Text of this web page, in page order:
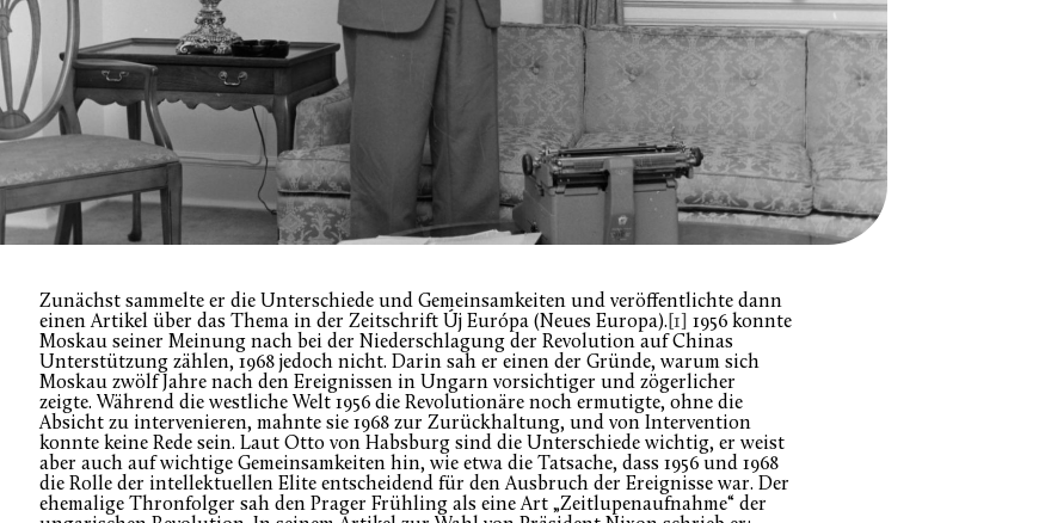
Zunächst sammelte er die Unterschiede und Gemeinsamkeiten und veröffentlichte dann
einen Artikel über das Thema in der Zeitschrift Új Európa (Neues Europa). [1]
1956 konnte
Moskau seiner Meinung nach bei der Niederschlagung der Revolution auf Chinas
Unterstützung zählen, 1968 jedoch nicht. Darin sah er einen der Gründe, warum sich
Moskau zwölf Jahre nach den Ereignissen in Ungarn vorsichtiger und zögerlicher
zeigte. Während die westliche Welt 1956 die Revolutionäre noch ermutigte, ohne die
Absicht zu intervenieren, mahnte sie 1968 zur Zurückhaltung, und von Intervention
konnte keine Rede sein. Laut Otto von Habsburg sind die Unterschiede wichtig, er weist
aber auch auf wichtige Gemeinsamkeiten hin, wie etwa die Tatsache, dass 1956 und 1968
die Rolle der intellektuellen Elite entscheidend für den Ausbruch der Ereignisse war. Der
ehemalige Thronfolger sah den Prager Frühling als eine Art „Zeitlupenaufnahme“ der